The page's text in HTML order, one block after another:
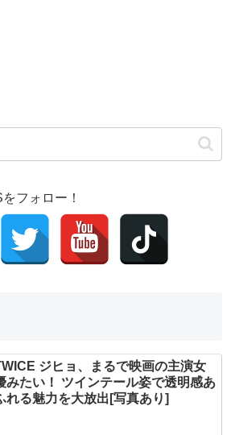
フォロー！
ジヒョ、まるで映画の主演女
みたい！ ツインテール姿で透明感あ
れる魅力を大放出[写真あり]